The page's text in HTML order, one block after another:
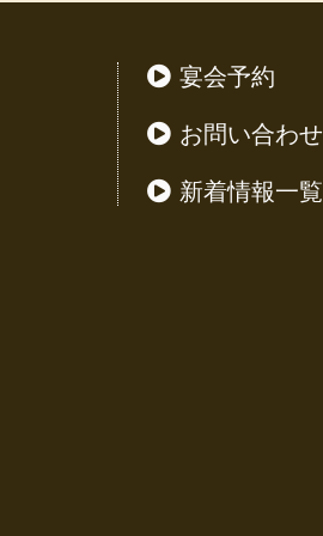
宴会予約
お問い合わせ
新着情報一覧